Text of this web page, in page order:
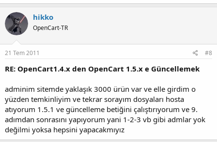
hikko
OpenCart-TR
21 Tem 2011 #8
RE: OpenCart1.4.x den OpenCart 1.5.x e Güncellemek
adminim sitemde yaklaşık 3000 ürün var ve elle girdim o
yüzden temkinliyim ve tekrar sorayım dosyaları hosta
atıyorum 1.5.1 ve güncelleme betiğini çalıştırıyorum ve 9.
adımdan sonrasını yapıyorum yani 1-2-3 vb gibi admlar yok
değilmi yoksa hepsini yapacakmıyız